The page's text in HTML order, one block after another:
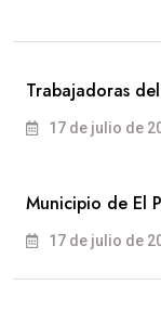
Trabajadoras
17 de julio de
Municipio de El
17 de julio de